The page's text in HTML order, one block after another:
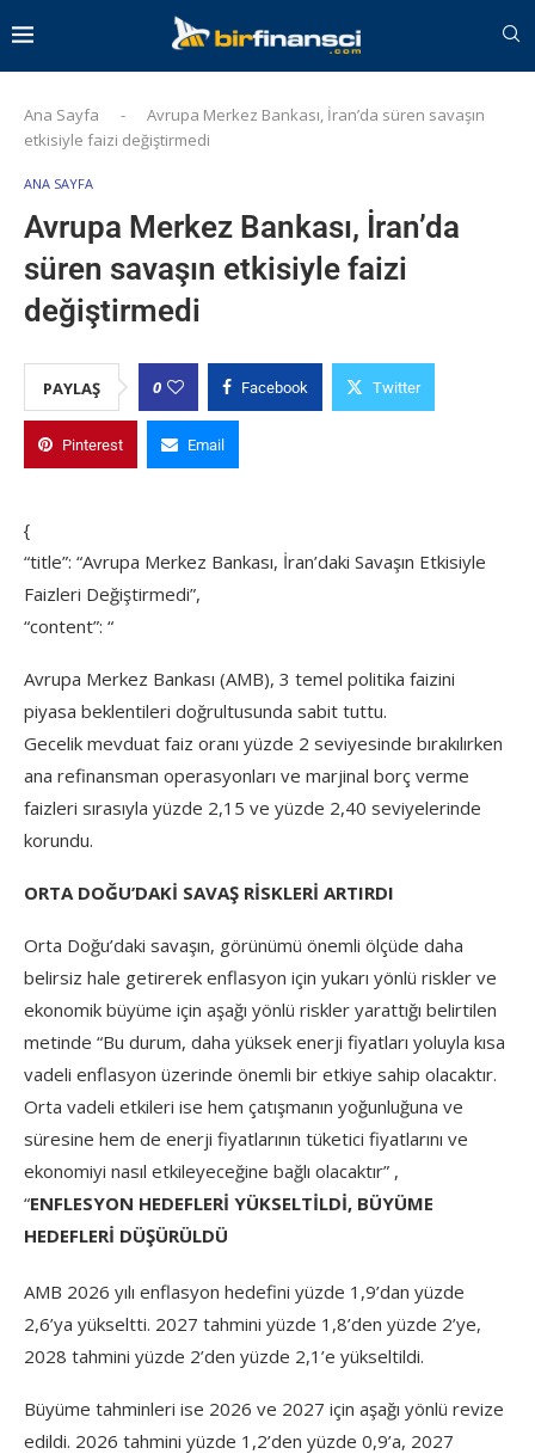
Ana Sayfa -
Avrupa Merkez Bankası, İran’da süren savaşın
etkisiyle faizi değiştirmedi
ANA SAYFA
Avrupa Merkez Bankası, İran’da
süren savaşın etkisiyle faizi
değiştirmedi
PAYLAŞ 0 Facebook Twitter
Pinterest Email
{
“title”: “Avrupa Merkez Bankası, İran’daki Savaşın Etkisiyle
Faizleri Değiştirmedi”,
“content”: “
Avrupa Merkez Bankası (AMB), 3 temel politika faizini
piyasa beklentileri doğrultusunda sabit tuttu.
Gecelik mevduat faiz oranı yüzde 2 seviyesinde bırakılırken
ana refinansman operasyonları ve marjinal borç verme
faizleri sırasıyla yüzde 2,15 ve yüzde 2,40 seviyelerinde
korundu.
ORTA DOĞU’DAKİ SAVAŞ RİSKLERİ ARTIRDI
Orta Doğu’daki savaşın, görünümü önemli ölçüde daha
belirsiz hale getirerek enflasyon için yukarı yönlü riskler ve
ekonomik büyüme için aşağı yönlü riskler yarattığı belirtilen
metinde “Bu durum, daha yüksek enerji fiyatları yoluyla kısa
vadeli enflasyon üzerinde önemli bir etkiye sahip olacaktır.
Orta vadeli etkileri ise hem çatışmanın yoğunluğuna ve
süresine hem de enerji fiyatlarının tüketici fiyatlarını ve
ekonomiyi nasıl etkileyeceğine bağlı olacaktır” ,
“ENFLESYON HEDEFLERİ YÜKSELTİLDİ, BÜYÜME
HEDEFLERİ DÜŞÜRÜLDÜ
AMB 2026 yılı enflasyon hedefini yüzde 1,9’dan yüzde
2,6’ya yükseltti. 2027 tahmini yüzde 1,8’den yüzde 2’ye,
2028 tahmini yüzde 2’den yüzde 2,1’e yükseltildi.
Büyüme tahminleri ise 2026 ve 2027 için aşağı yönlü revize
edildi. 2026 tahmini yüzde 1,2’den yüzde 0,9’a, 2027